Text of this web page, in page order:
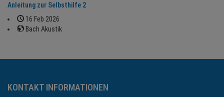
Anleitung zur Selbsthilfe 2
16 Feb 2026
Bach Akustik
KONTAKT INFORMATIONEN